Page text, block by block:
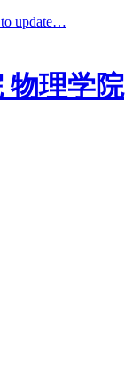
to update…
物理学院